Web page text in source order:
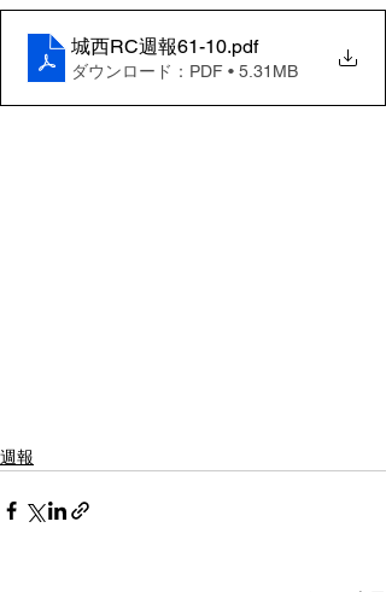
城西RC週報61-10.pdf
ダウンロード：PDF • 5.31MB
週報